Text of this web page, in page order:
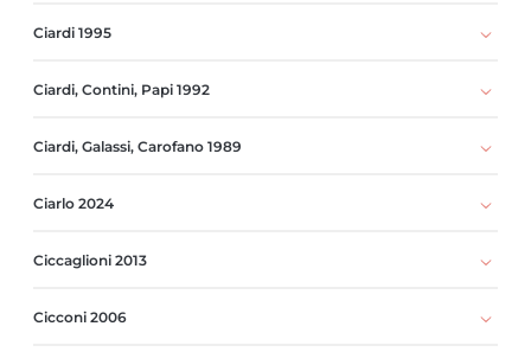
Ciardi 1995
Ciardi, Contini, Papi 1992
Ciardi, Galassi, Carofano 1989
Ciarlo 2024
Ciccaglioni 2013
Cicconi 2006